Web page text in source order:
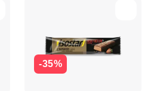
-35%